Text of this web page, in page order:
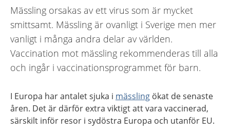
Mässling orsakas av ett virus som är mycket
smittsamt. Mässling är ovanligt i Sverige men mer
vanligt i många andra delar av världen.
Vaccination mot mässling rekommenderas till alla
och ingår i vaccinationsprogrammet för barn.
I Europa har antalet sjuka i mässling ökat de senaste
åren. Det är därför extra viktigt att vara vaccinerad,
särskilt inför resor i sydöstra Europa och utanför EU.